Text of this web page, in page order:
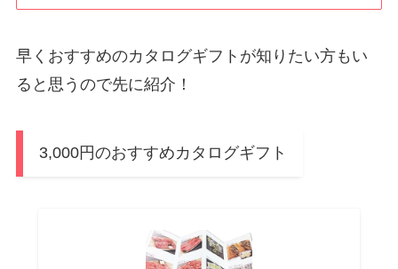
早くおすすめのカタログギフトが知りたい方もい
ると思うので先に紹介！
3,000円のおすすめカタログギフト